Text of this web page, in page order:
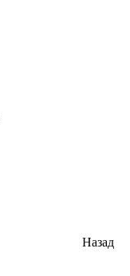
Назад